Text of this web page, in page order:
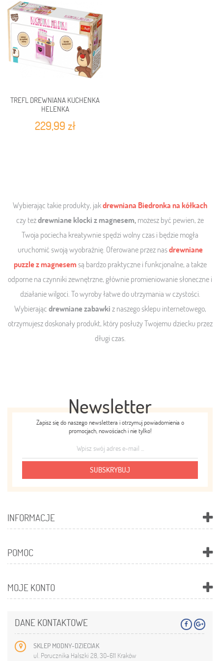
TREFL DREWNIANA KUCHENKA
HELENKA
229,99 zł
Wybierając takie produkty, jakdrewniana Biedronkana kółkach
czy teżdrewniane klocki z magnesem,możesz być pewien, że
Twoja pociecha kreatywnie spędzi wolny czas i będzie mogła
uruchomić swoją wyobraźnię. Oferowane przez nasdrewniane
puzzle z magnesemsą bardzo praktyczne i funkcjonalne, a także
odporne na czynniki zewnętrzne, głównie promieniowanie słoneczne i
działanie wilgoci. To wyroby łatwe do utrzymania w czystości.
Wybierającdrewniane zabawkiz naszego sklepu internetowego,
otrzymujesz doskonały produkt, który posłuży Twojemu dziecku przez
długi czas.
Newsletter
Zapisz się do naszego newslettera i otrzymuj powiadomienia o
promocjach, nowościach i nie tylko!
SUBSKRYBUJ
INFORMACJE
POMOC
MOJE KONTO
DANE KONTAKTOWE
SKLEP MODNY-DZIECIAK
ul. Porucznika Halszki 28, 30-611 Kraków